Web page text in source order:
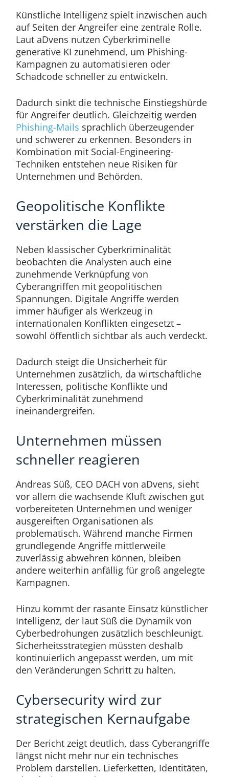
Künstliche Intelligenz spielt inzwischen auch
auf Seiten der Angreifer eine zentrale Rolle.
Laut aDvens nutzen Cyberkriminelle
generative KI zunehmend, um Phishing-
Kampagnen zu automatisieren oder
Schadcode schneller zu entwickeln.
Dadurch sinkt die technische Einstiegshürde
für Angreifer deutlich. Gleichzeitig werden
Phishing-Mails sprachlich überzeugender
und schwerer zu erkennen. Besonders in
Kombination mit Social-Engineering-
Techniken entstehen neue Risiken für
Unternehmen und Behörden.
Geopolitische Konflikte
verstärken die Lage
Neben klassischer Cyberkriminalität
beobachten die Analysten auch eine
zunehmende Verknüpfung von
Cyberangriffen mit geopolitischen
Spannungen. Digitale Angriffe werden
immer häufiger als Werkzeug in
internationalen Konflikten eingesetzt –
sowohl öffentlich sichtbar als auch verdeckt.
Dadurch steigt die Unsicherheit für
Unternehmen zusätzlich, da wirtschaftliche
Interessen, politische Konflikte und
Cyberkriminalität zunehmend
ineinandergreifen.
Unternehmen müssen
schneller reagieren
Andreas Süß, CEO DACH von aDvens, sieht
vor allem die wachsende Kluft zwischen gut
vorbereiteten Unternehmen und weniger
ausgereiften Organisationen als
problematisch. Während manche Firmen
grundlegende Angriffe mittlerweile
zuverlässig abwehren können, bleiben
andere weiterhin anfällig für groß angelegte
Kampagnen.
Hinzu kommt der rasante Einsatz künstlicher
Intelligenz, der laut Süß die Dynamik von
Cyberbedrohungen zusätzlich beschleunigt.
Sicherheitsstrategien müssten deshalb
kontinuierlich angepasst werden, um mit
den Veränderungen Schritt zu halten.
Cybersecurity wird zur
strategischen Kernaufgabe
Der Bericht zeigt deutlich, dass Cyberangriffe
längst nicht mehr nur ein technisches
Problem darstellen. Lieferketten, Identitäten,